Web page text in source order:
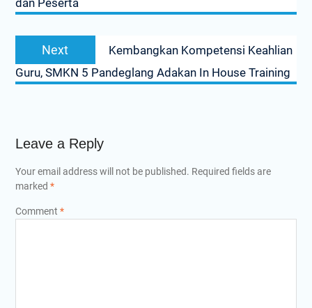
dan Peserta
Next
post:
Kembangkan Kompetensi Keahlian
Guru, SMKN 5 Pandeglang Adakan In House Training
Leave a Reply
Your email address will not be published. Required fields are
marked *
Comment *